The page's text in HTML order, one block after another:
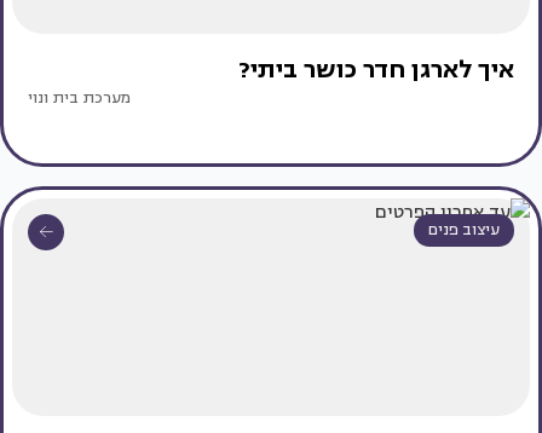
איך לארגן חדר כושר ביתי?
מערכת בית ונוי
עיצוב פנים